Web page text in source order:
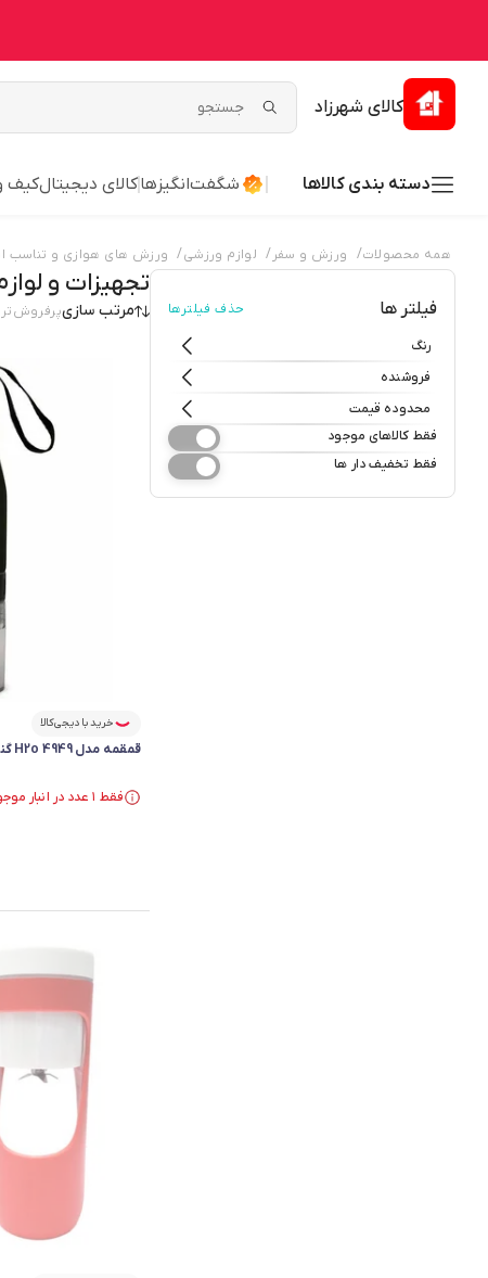
کالای شهرزاد
دسته بندی کالاها شگفت‌انگیزهاکالای دیجیتالکیف
همه محصولات/ ورزش و سفر / لوازم ورزشی/ ورزش های هوازی و تناسب
فیلتر ها حذف فیلترها
رنگ
فروشنده
محدوده قیمت
فقط کالاهای موجود
فقط تخفیف دار ها
تجهیزات و
مرتب سازی
خرید با دیجی‌کالا
قمقمه مدل H2o 4949 گنجایش 0.65 لیتر
فقط ۱ عدد در انبار موجود است.